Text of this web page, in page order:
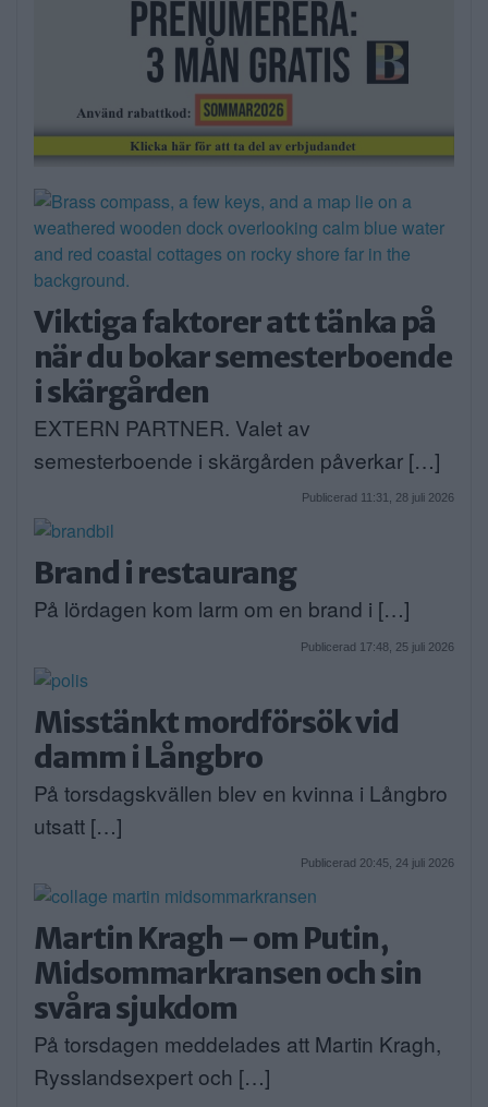
Viktiga faktorer att tänka på
när du bokar semesterboende
i skärgården
EXTERN PARTNER. Valet av
semesterboende i skärgården påverkar […]
Publicerad 11:31, 28 juli 2026
Brand i restaurang
På lördagen kom larm om en brand i […]
Publicerad 17:48, 25 juli 2026
Misstänkt mordförsök vid
damm i Långbro
På torsdagskvällen blev en kvinna i Långbro
utsatt […]
Publicerad 20:45, 24 juli 2026
Martin Kragh – om Putin,
Midsommarkransen och sin
svåra sjukdom
På torsdagen meddelades att Martin Kragh,
Rysslandsexpert och […]